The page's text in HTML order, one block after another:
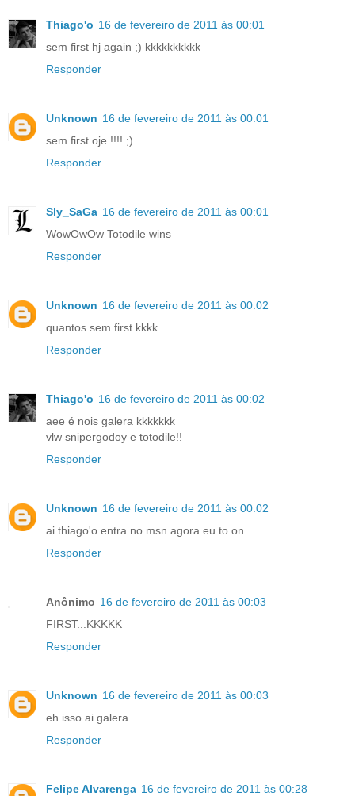
Thiago'o 16 de fevereiro de 2011 às 00:01
sem first hj again ;) kkkkkkkkkk
Responder
Unknown 16 de fevereiro de 2011 às 00:01
sem first oje !!!! ;)
Responder
Sly_SaGa 16 de fevereiro de 2011 às 00:01
WowOwOw Totodile wins
Responder
Unknown 16 de fevereiro de 2011 às 00:02
quantos sem first kkkk
Responder
Thiago'o 16 de fevereiro de 2011 às 00:02
aee é nois galera kkkkkkk
vlw snipergodoy e totodile!!
Responder
Unknown 16 de fevereiro de 2011 às 00:02
ai thiago'o entra no msn agora eu to on
Responder
Anônimo 16 de fevereiro de 2011 às 00:03
FIRST...KKKKK
Responder
Unknown 16 de fevereiro de 2011 às 00:03
eh isso ai galera
Responder
Felipe Alvarenga 16 de fevereiro de 2011 às 00:28